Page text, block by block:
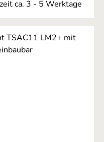
ca. 3 - 5 Werktage